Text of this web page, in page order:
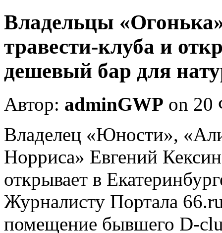
Владельцы
травести-клуба и
дешевый бар для
Автор: adminGWP on 20
Влaдeлeц «Юнoсти»,
Норриса» Евгений
открывает в
Журналисту Портала
помещение бывшего D-